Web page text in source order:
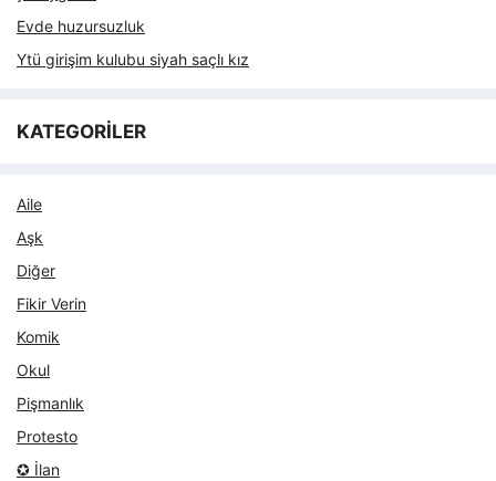
Evde huzursuzluk
Ytü girişim kulubu siyah saçlı kız
KATEGORİLER
Aile
Aşk
Diğer
Fikir Verin
Komik
Okul
Pişmanlık
Protesto
✪ İlan